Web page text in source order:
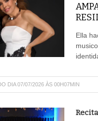
Ella
DIA 07/07/2026 ÀS 00H07MIN